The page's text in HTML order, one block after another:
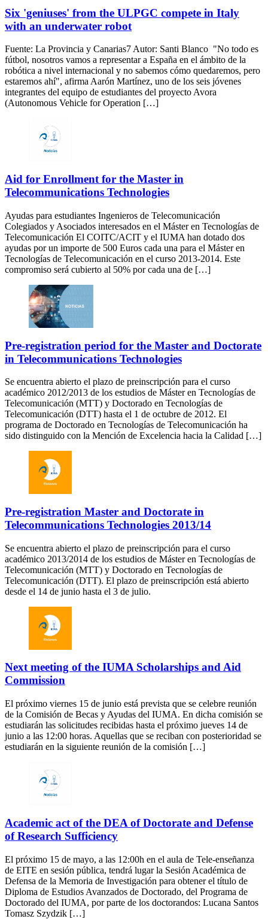
Six 'geniuses' from the ULPGC compete in Italy
with an underwater robot
Fuente: La Provincia y Canarias7 Autor: Santi Blanco "No todo es
fútbol, nosotros vamos a representar a España en el ámbito de la
robótica a nivel internacional y no sabemos cómo quedaremos, pero
estaremos ahí", afirma Aarón Martínez, uno de los seis jóvenes
integrantes del equipo de estudiantes del proyecto Avora
(Autonomous Vehicle for Operation […]
Aid for Enrollment for the Master in
Telecommunications Technologies
Ayudas para estudiantes Ingenieros de Telecomunicación
Colegiados y Asociados interesados en el Máster en Tecnologías de
Telecomunicación El COITC/ACIT y el IUMA han dotado dos
ayudas por un importe de 500 Euros cada una para el Máster en
Tecnologías de Telecomunicación en el curso 2013-2014. Este
compromiso será cubierto al 50% por cada una de […]
Pre-registration period for the Master and Doctorate
in Telecommunications Technologies
Se encuentra abierto el plazo de preinscripción para el curso
académico 2012/2013 de los estudios de Máster en Tecnologías de
Telecomunicación (MTT) y Doctorado en Tecnologías de
Telecomunicación (DTT) hasta el 1 de octubre de 2012. El
programa de Doctorado en Tecnologías de Telecomunicación ha
sido distinguido con la Mención de Excelencia hacia la Calidad […]
Pre-registration Master and Doctorate in
Telecommunications Technologies 2013/14
Se encuentra abierto el plazo de preinscripción para el curso
académico 2013/2014 de los estudios de Máster en Tecnologías de
Telecomunicación (MTT) y Doctorado en Tecnologías de
Telecomunicación (DTT). El plazo de preinscripción está abierto
desde el 14 de junio hasta el 3 de julio.
Next meeting of the IUMA Scholarships and Aid
Commission
El próximo viernes 15 de junio está prevista que se celebre reunión
de la Comisión de Becas y Ayudas del IUMA. En dicha comisión se
estudiarán las solicitudes recibidas hasta el próximo jueves 14 de
junio a las 12:00 horas. Aquellas que se reciban con posterioridad se
estudiarán en la siguiente reunión de la comisión […]
Academic act of the DEA of Doctorate and Defense
of Research Sufficiency
El próximo 15 de mayo, a las 12:00h en el aula de Tele-enseñanza
de EITE en sesión pública, tendrá lugar la Sesión Académica de
Defensa de la Memoria de Investigación para obtener el título de
Diploma de Estudios Avanzados de Doctorado, del Programa de
Doctorado del IUMA, por parte de los doctorandos: Lucana Santos
Tomasz Szydzik […]